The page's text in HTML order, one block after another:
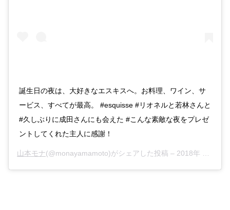
誕生日の夜は、大好きなエスキスへ。お料理、ワイン、サ
ービス、すべてが最高。 #esquisse #リオネルと若林さんと
#久しぶりに成田さんにも会えた #こんな素敵な夜をプレゼ
ントしてくれた主人に感謝！
山本モナ(@monayamamoto)がシェアした投稿 – 2018年 2月月15日午後5時05分PST